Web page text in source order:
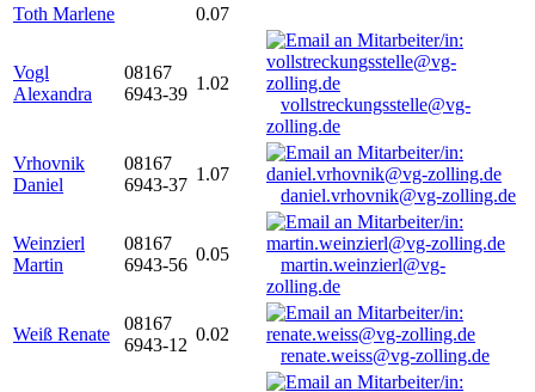
Toth Marlene
0.07
Vogl
Alexandra
08167
6943-39
1.02
vollstreckungsstelle@vg-
zolling.de
Vrhovnik
Daniel
08167
6943-37
1.07
daniel.vrhovnik@vg-zolling.de
Weinzierl
Martin
08167
6943-56
0.05
martin.weinzierl@vg-
zolling.de
Weiß Renate
08167
6943-12
0.02
renate.weiss@vg-zolling.de